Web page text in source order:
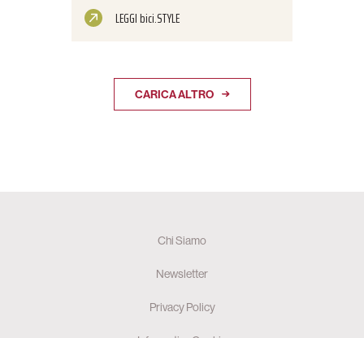
LEGGI bici.STYLE
CARICA ALTRO
Chi Siamo
Newsletter
Privacy Policy